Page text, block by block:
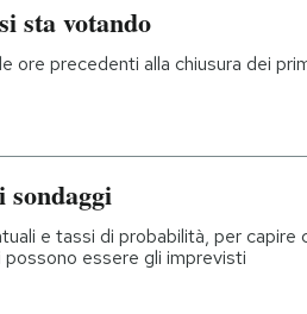
sta votando
ore precedenti alla chiusura dei
sondaggi
e tassi di probabilità, per capire
essere gli imprevisti